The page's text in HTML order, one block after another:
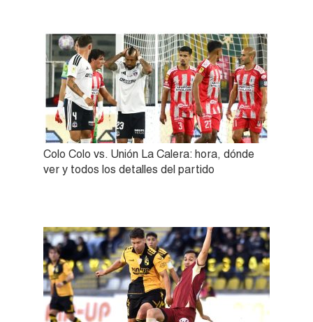
Colo Colo vs. Unión La Calera: hora, dónde
ver y todos los detalles del partido